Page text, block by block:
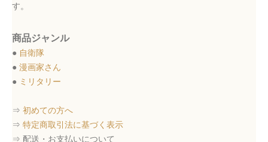
す。
商品ジャンル
● 自衛隊
● 漫画家さん
● ミリタリー
⇒ 初めての方へ
⇒ 特定商取引法に基づく表示
⇒ 配送・お支払いについて